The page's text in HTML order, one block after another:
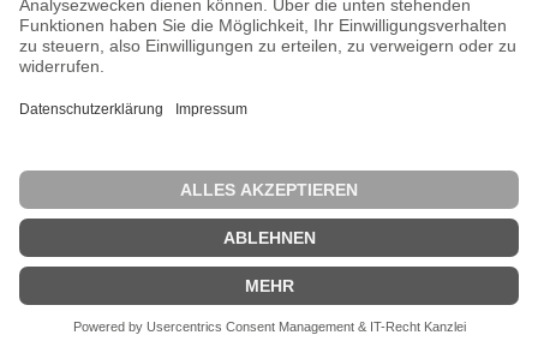
Germany
e-mail: info@greenlife.de
Artikel entspricht den geltenden EU-
Sicherheitsrichtlinien
Allgemeine Hinweise:
Verpackung ist kein Spielzeug. Bitte